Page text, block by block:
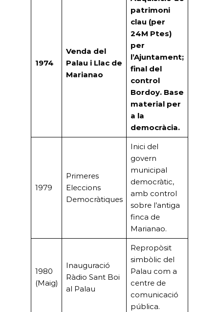
1974
Venda del
Palau i Llac de
Marianao
patrimoni
clau (per
24M Ptes)
per
l’Ajuntament;
final del
control
Bordoy. Base
material per
a la
democràcia.
1979
Primeres
Eleccions
Democràtiques
Inici del
govern
municipal
democràtic,
amb control
sobre l’antiga
finca de
Marianao.
1980
(Maig)
Inauguració
Ràdio Sant Boi
al Palau
Repropòsit
simbòlic del
Palau com a
centre de
comunicació
pública.